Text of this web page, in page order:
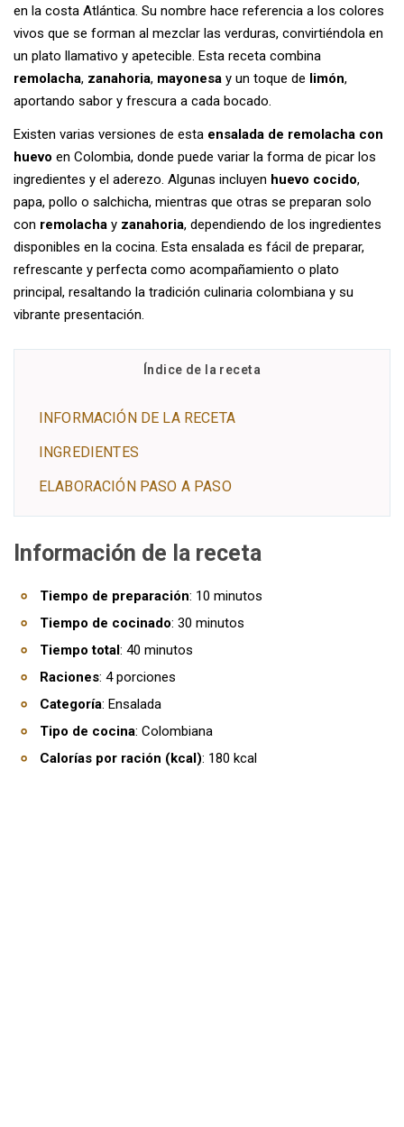
en la costa Atlántica. Su nombre hace referencia a los colores
vivos que se forman al mezclar las verduras, convirtiéndola en
un plato llamativo y apetecible. Esta receta combina
remolacha, zanahoria, mayonesa y un toque de limón,
aportando sabor y frescura a cada bocado.
Existen varias versiones de esta ensalada de remolacha con
huevo en Colombia, donde puede variar la forma de picar los
ingredientes y el aderezo. Algunas incluyen huevo cocido,
papa, pollo o salchicha, mientras que otras se preparan solo
con remolacha y zanahoria, dependiendo de los ingredientes
disponibles en la cocina. Esta ensalada es fácil de preparar,
refrescante y perfecta como acompañamiento o plato
principal, resaltando la tradición culinaria colombiana y su
vibrante presentación.
Índice de la receta
INFORMACIÓN DE LA RECETA
INGREDIENTES
ELABORACIÓN PASO A PASO
Información de la receta
Tiempo de preparación: 10 minutos
Tiempo de cocinado: 30 minutos
Tiempo total: 40 minutos
Raciones: 4 porciones
Categoría: Ensalada
Tipo de cocina: Colombiana
Calorías por ración (kcal): 180 kcal